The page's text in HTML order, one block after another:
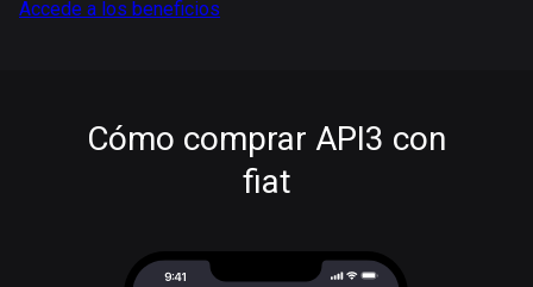
Accede a los beneficios
Cómo comprar API3 con
fiat